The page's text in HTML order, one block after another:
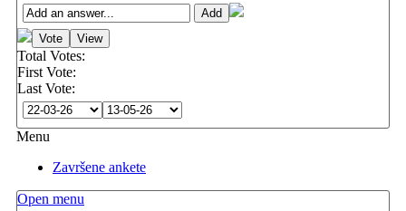
Total Votes:
First Vote:
Last Vote:
Menu
Završene ankete
Open menu